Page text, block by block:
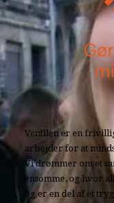
Ventilen er en
arbejder for at
Vi drømmer om et
ensomme, og hvor
og er en del af et